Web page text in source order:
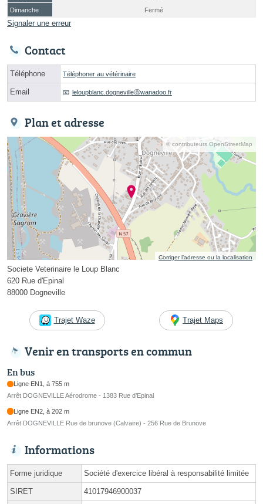
Dimanche
Fermé
Signaler une erreur
Contact
Téléphone Téléphoner au vétérinaire
Email leloupblanc.dognevilleⓐwanadoo.fr
Plan et adresse
© contributeurs OpenStreetMap
Corriger l’adresse ou la localisation
Societe Veterinaire le Loup Blanc
620 Rue d'Epinal
88000 Dogneville
Trajet Waze Trajet Maps
Venir en transports en commun
En bus
Ligne EN1, à 755 m
Arrêt DOGNEVILLE Aérodrome - 1383 Rue d’Epinal
Ligne EN2, à 202 m
Arrêt DOGNEVILLE Rue de brunove (Calvaire) - 256 Rue de Brunove
Informations
Forme juridique Société d'exercice libéral à responsabilité limitée
SIRET 41017946900037